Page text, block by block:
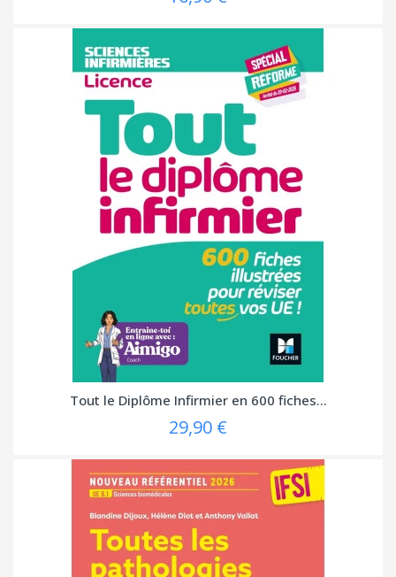
Tout le Diplôme Infirmier en 600 fiches...
29,90 €